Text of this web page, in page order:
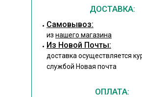
ДОСТАВКА:
Cамовывоз:
из нашего магазина
Из Новой Почты:
доставка осуществляется
службой Новая почта
ОПЛАТА: